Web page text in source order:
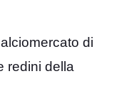
di
redini della